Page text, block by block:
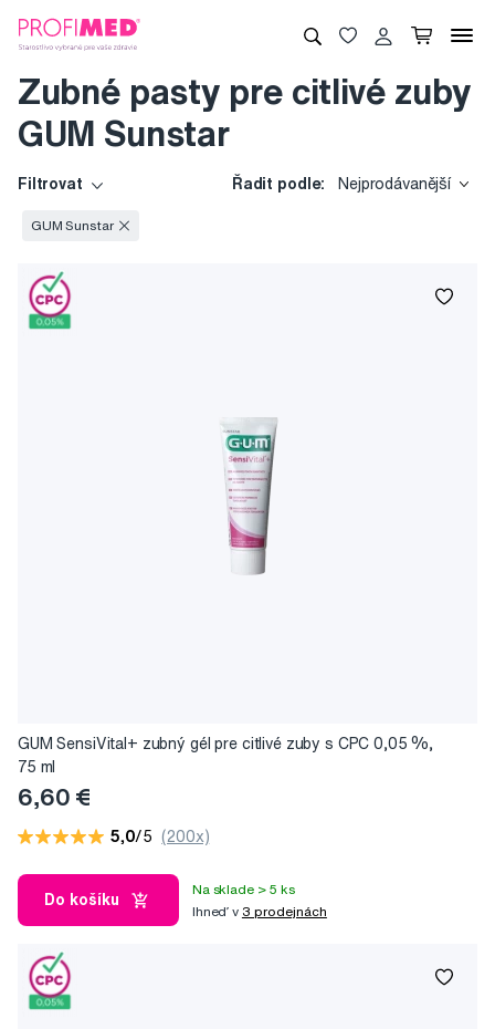
Zubné pasty pre citlivé zuby
GUM Sunstar
Filtrovat Řadit podle: Nejprodávanější
GUM Sunstar
GUM SensiVital+ zubný gél pre citlivé zuby s CPC 0,05 %,
75 ml
6,60 €
5,0/5 (200x)
Do košíku
Na sklade > 5 ks
Ihneď v 3 prodejnách